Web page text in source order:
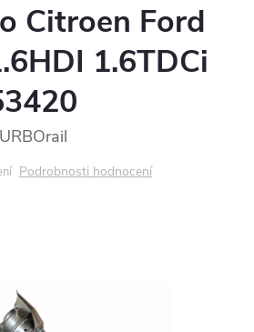
Citroen Ford
1.6TDCi
Podrobnosti hodnocení